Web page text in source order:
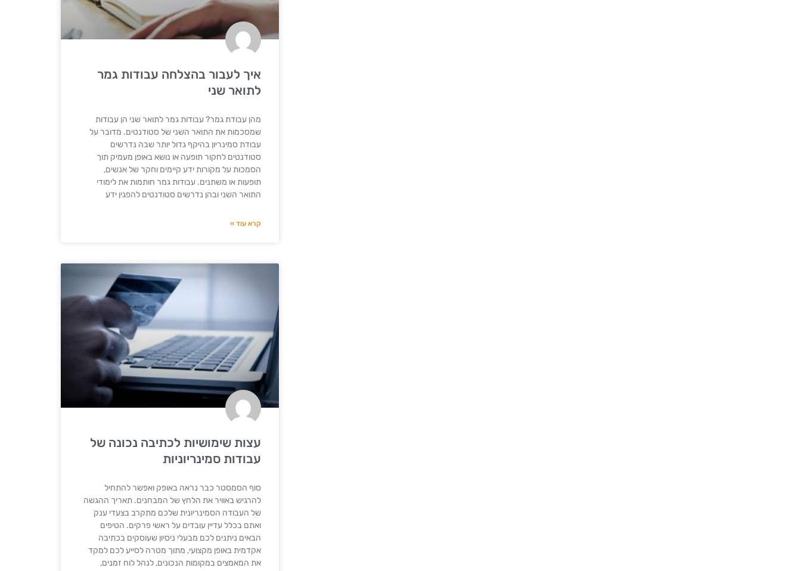
איך לעבור בהצלחה עבודות גמר
לתואר שני
מהן עבודת גמר? עבודות גמר לתואר שני הן עבודות
שמסכמות את התואר השני של סטודנטים. מדובר על
עבודת סמינריון בהיקף גדול יותר שבה נדרשים
סטודנטים לחקור תופעה או נושא באופן מעמיק תוך
הסמכות על מקורות ידע קיימים וחקר של אנשים,
תופעות או משתנים. עבודות גמר חותמות את לימודי
התואר השני ובהן נדרשים סטודנטים להפגין ידע
קרא עוד »
עצות שימושיות לכתיבה נכונה של
עבודות סמינריוניות
סוף הסמסטר כבר נראה באופק ואפשר להתחיל
להרגיש באוויר את הלחץ של המבחנים. תאריך ההגשה
של העבודה הסמינריונית שלכם מתקרב בצעדי ענק
ואתם בכלל עדיין עובדים על ראשי פרקים. הטיפים
הבאים ניתנים לכם מבעלי ניסיון שעוסקים בכתיבה
אקדמית באופן מקצועי, מתוך מטרה לסייע לכם למקד
את המאמצים במקומות הנכונים, לנהל לוח זמנים,